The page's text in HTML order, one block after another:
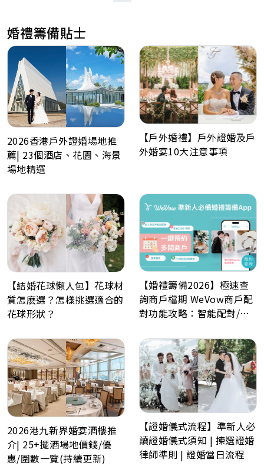
婚禮籌備貼士
2026香港戶外證婚場地推
薦| 23個酒店、花園、海景
場地精選
【戶外婚禮】戶外證婚及戶
外婚宴10大注意事項
【結婚花球懶人包】花球材
質怎麽選？怎樣挑選適合的
花球形狀？
【婚禮籌備2026】極速查
詢商戶檔期 WeVow商戶配
對功能攻略：智能配對/一
2026港九新界婚宴酒樓推
介| 25+擺酒場地價錢/優
惠/圍數一覽(持續更新)
【證婚儀式流程】準新人必
讀證婚儀式須知 | 揀選證婚
律師準則 | 證婚當日流程